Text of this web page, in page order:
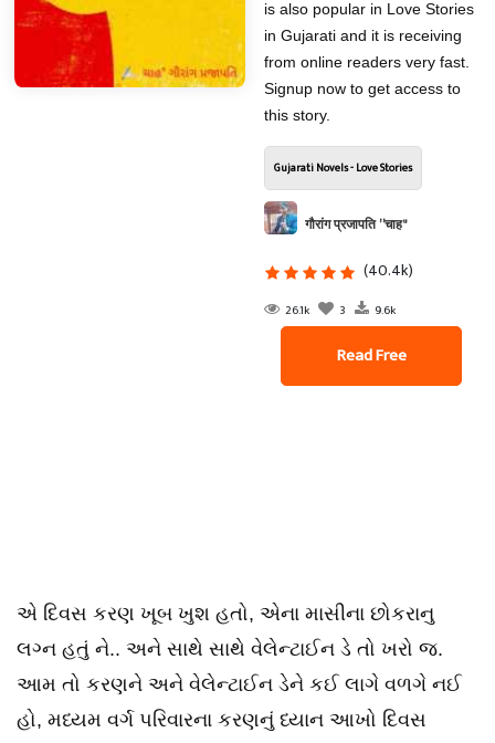
is also popular in Love Stories
in Gujarati and it is receiving
from online readers very fast.
Signup now to get access to
this story.
Gujarati Novels - Love Stories
गौरांग प्रजापति ”चाह"
(40.4k)
26.1k 3 9.6k
Read Free
એ દિવસ કરણ ખૂબ ખુશ હતો, એના માસીના છોકરાનુ
લગ્ન હતું ને.. અને સાથે સાથે વેલેન્ટાઈન ડે તો ખરો જ.
આમ તો કરણને અને વેલેન્ટાઈન ડેને કઈ લાગે વળગે નઈ
હો, મધ્યમ વર્ગ પરિવારના કરણનું ધ્યાન આખો દિવસ